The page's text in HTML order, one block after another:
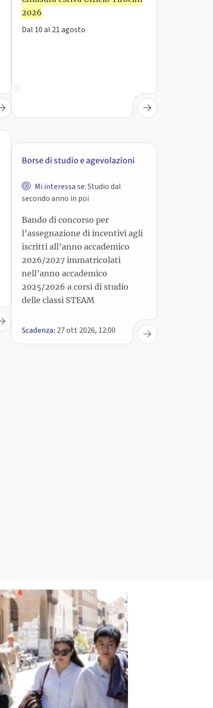
2026
Dal 10 al 21 agosto
Mi interessa se:Studio dal
Bando di concorso per
iscritti all’anno accademico
2026/2027 immatricolati
nell’anno accademico
2025/2026 a corsi di studio
delle classi STEAM
Scadenza:27 ott 2026, 12:00